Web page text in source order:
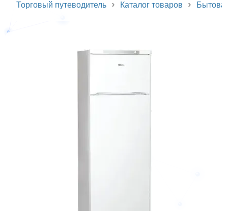
Торговый путеводитель Каталог товаров